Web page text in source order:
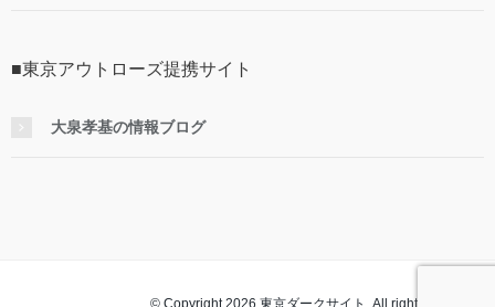
■東京アウトローズ提携サイト
大泉孝基の情報ブログ
© Copyright 2026 東京ダークサイト. All rights reserved.